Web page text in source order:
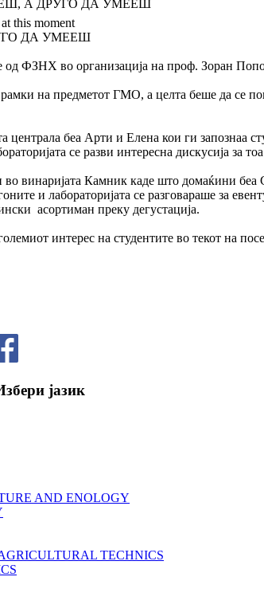
А ДРУГО ДА УМЕЕШ
this moment
ДА УМЕЕШ
од ФЗНХ во организација на проф. Зоран
на предметот ГМО, а целта беше да се
беа Арти и Елена кои ги запознаа
се разви интересна дискусија
во винаријата Камник каде што домаќини
и лабораторијата се разговараше за
асортиман преку дегустација.
интерес на студентите во текот на
јазик
AND ENOLOGY
TECHNICS